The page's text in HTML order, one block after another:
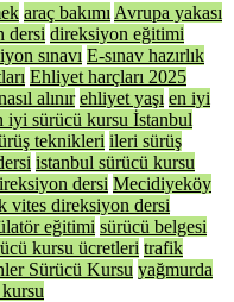
araç bakımı Avrupa yakası
dersi direksiyon eğitimi
sınavı E-sınav hazırlık
Ehliyet harçları 2025
alınır ehliyet yaşı en iyi
iyi sürücü kursu İstanbul
teknikleri ileri sürüş
istanbul sürücü kursu
dersi Mecidiyeköy
vites direksiyon dersi
eğitimi sürücü belgesi
kursu ücretleri trafik
Sürücü Kursu yağmurda